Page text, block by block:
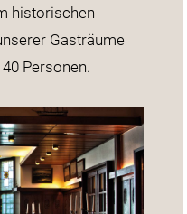
historischen
Gasträume
Personen.